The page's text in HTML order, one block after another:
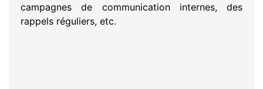
campagnes de communication internes, des
rappels réguliers, etc.